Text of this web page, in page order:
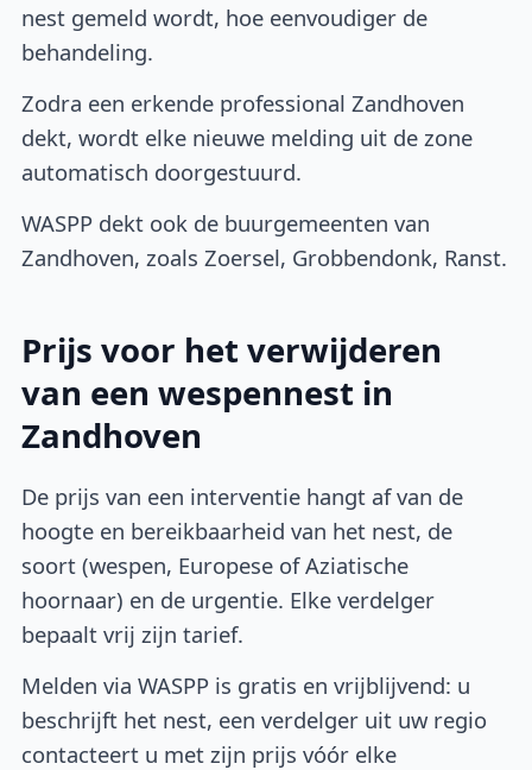
nest gemeld wordt, hoe eenvoudiger de
behandeling.
Zodra een erkende professional Zandhoven
dekt, wordt elke nieuwe melding uit de zone
automatisch doorgestuurd.
WASPP dekt ook de buurgemeenten van
Zandhoven, zoals Zoersel, Grobbendonk, Ranst.
Prijs voor het verwijderen
van een wespennest in
Zandhoven
De prijs van een interventie hangt af van de
hoogte en bereikbaarheid van het nest, de
soort (wespen, Europese of Aziatische
hoornaar) en de urgentie. Elke verdelger
bepaalt vrij zijn tarief.
Melden via WASPP is gratis en vrijblijvend: u
beschrijft het nest, een verdelger uit uw regio
contacteert u met zijn prijs vóór elke